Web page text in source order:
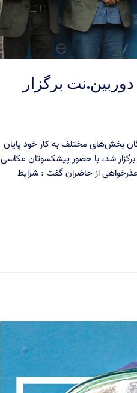
برگزار
بخش‌های مختلف به کار خود پایان
برگزار شد، با حضور پیشکسوتان عکاسی
عذرخواهی از حاضران گفت : شرایط